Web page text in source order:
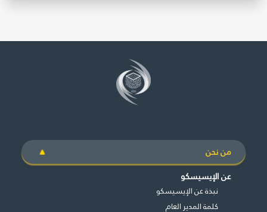
من نحن
عن الإيسيسكو
نبذة عن الإيسيسكو
كلمة المدير العام